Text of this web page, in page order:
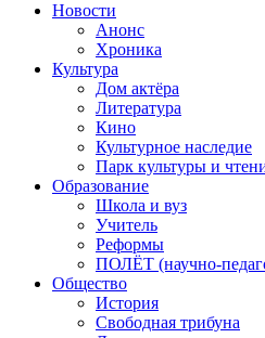
Новости
Анонс
Хроника
Культура
Дом актёра
Литература
Кино
Культурное наследие
Парк культуры и
Образование
Школа и вуз
Учитель
Реформы
ПОЛЁТ (научно-
Общество
История
Свободная трибуна